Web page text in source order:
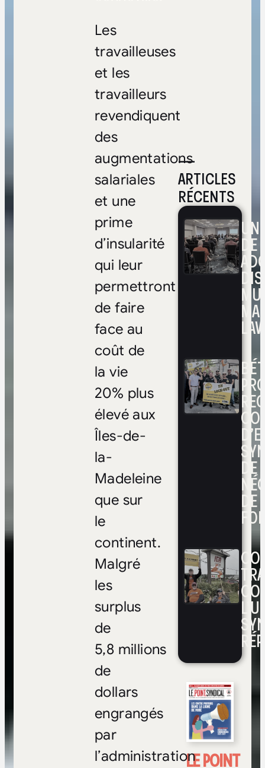
—
ARTICLES
RÉCENTS
DE
DE
DE
FOI
LE POINT
Les
travailleuses
et les
travailleurs
revendiquent
des
augmentations
salariales
et une
prime
d’insularité
qui leur
permettront
de faire
face au
coût de
la vie
20% plus
élevé aux
Îles-de-
la-
Madeleine
que sur
le
continent.
Malgré
les
surplus
de
5,8 millions
de
dollars
engrangés
par
l’administration